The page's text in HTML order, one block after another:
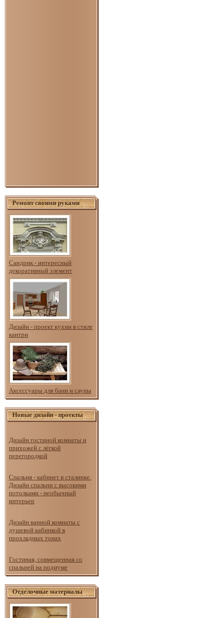
Ремонт своими руками
Сандрик - интересный
декоративный элемент
Дизайн - проект кухни в стиле
кантри
Аксессуары для бани и сауны
Новые дизайн - проекты
Дизайн гостиной комнаты и
прихожей с лёгкой
перегородкой
Спальня - кабинет в сталинке.
Дизайн спальни с высокими
потолками - необычный
интерьер
Дизайн ванной комнаты с
душевой кабинкой в
прохладных тонах
Гостиная, совмещенная со
спальней на подиуме
Отделочные материалы